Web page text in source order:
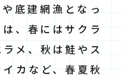
底建網漁となっ
、春にはサクラ
メ、秋は鮭やス
カなど、春夏秋